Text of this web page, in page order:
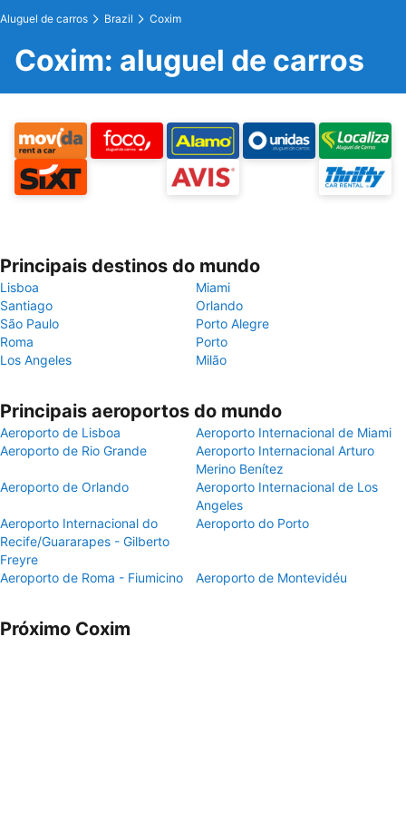
Aluguel de carros Brazil Coxim
Coxim: aluguel de carros
Principais destinos do mundo
Lisboa
Miami
Santiago
Orlando
São Paulo
Porto Alegre
Roma
Porto
Los Angeles
Milão
Principais aeroportos do mundo
Aeroporto de Lisboa
Aeroporto Internacional de Miami
Aeroporto de Rio Grande
Aeroporto Internacional Arturo
Merino Benítez
Aeroporto de Orlando
Aeroporto Internacional de Los
Angeles
Aeroporto Internacional do
Recife/Guararapes - Gilberto
Freyre
Aeroporto do Porto
Aeroporto de Roma - Fiumicino Aeroporto de Montevidéu
Próximo Coxim